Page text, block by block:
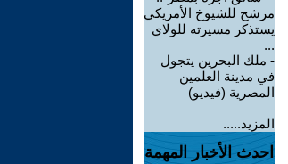
مرشح للشيوخ الأمريكي
يستذكر مسيرته للولاي
...
- ملك البحرين يتجول
في مدينة العلمين
المصرية (فيديو)
المزيد.....
احدث الأخبار المهمة